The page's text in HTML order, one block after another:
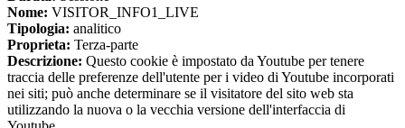
Nome: VISITOR_INFO1_LIVE
Tipologia: analitico
Proprieta: Terza-parte
Descrizione: Questo cookie è impostato da Youtube per tenere
traccia delle preferenze dell'utente per i video di Youtube incorporati
nei siti; può anche determinare se il visitatore del sito web sta
utilizzando la nuova o la vecchia versione dell'interfaccia di